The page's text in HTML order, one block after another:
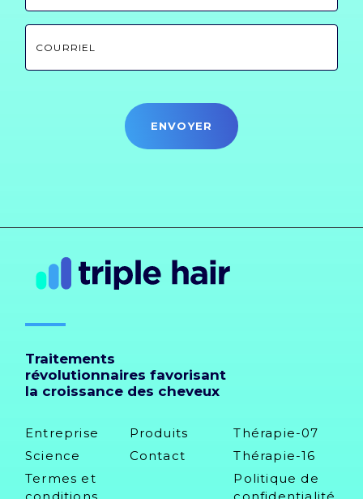
Traitements
révolutionnaires favorisant
la croissance des cheveux
Entreprise Produits
Thérapie-07
Science
Contact
Thérapie-16
Termes et
Politique de